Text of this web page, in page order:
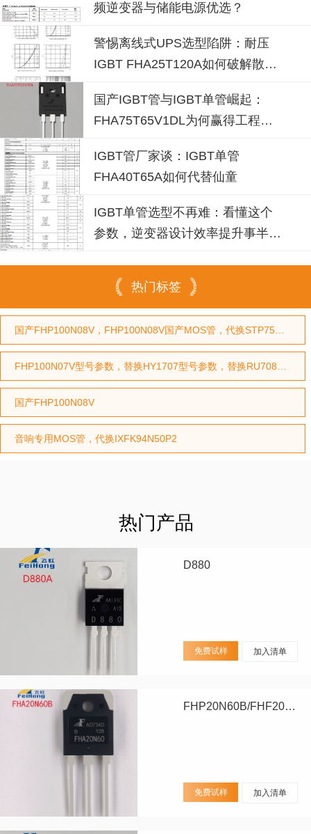
频逆变器与储能电源优选？
警惕离线式UPS选型陷阱：耐压
IGBT FHA25T120A如何破解散热
国产IGBT管与IGBT单管崛起：
FHA75T65V1DL为何赢得工程师
IGBT管厂家谈：IGBT单管
FHA40T65A如何代替仙童
IGBT单管选型不再难：看懂这个
参数，逆变器设计效率提升事半功
热门标签
国产FHP100N08V
音响专用MOS管，代换IXFK94N50P2
热门产品
D880
免费试样 加入清单
FHP20N60B/FHF20N60B/FHA20N60B
免费试样 加入清单